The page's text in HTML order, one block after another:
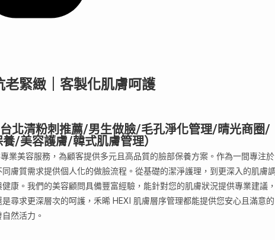
老緊緻｜客製化肌膚呵護
北清粉刺推薦/男生做臉/毛孔淨化管理/晴光商圈/
/美容護膚/韓式肌膚管理）
業美容服務，為顧客提供多元且高品質的臉部保養方案。作為一間專注於
膚質需求提供個人化的做臉流程。從基礎的潔淨護理，到更深入的肌膚
康。我們的美容顧問具備豐富經驗，能針對您的肌膚狀況提供專業建議
尋求更深層次的呵護，禾晞 HEXI 肌膚層序管理都能提供您安心且滿意的
然活力。